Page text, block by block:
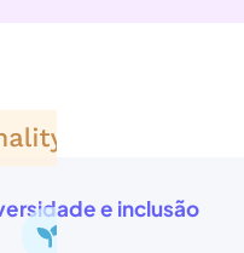
e inclusão